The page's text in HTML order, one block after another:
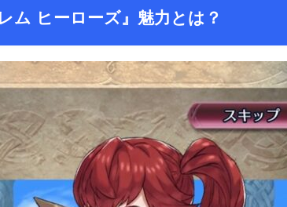
ム ヒーローズ』魅力とは？